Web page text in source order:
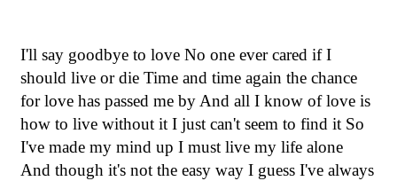
I'll say goodbye to love No one ever cared if I
should live or die Time and time again the chance
for love has passed me by And all I know of love is
how to live without it I just can't seem to find it So
I've made my mind up I must live my life alone
And though it's not the easy way I guess I've always